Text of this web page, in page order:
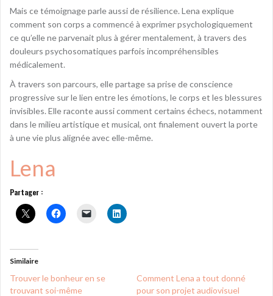
Mais ce témoignage parle aussi de résilience. Lena explique
comment son corps a commencé à exprimer psychologiquement
ce qu’elle ne parvenait plus à gérer mentalement, à travers des
douleurs psychosomatiques parfois incompréhensibles
médicalement.
À travers son parcours, elle partage sa prise de conscience
progressive sur le lien entre les émotions, le corps et les blessures
invisibles. Elle raconte aussi comment certains échecs, notamment
dans le milieu artistique et musical, ont finalement ouvert la porte
à une vie plus alignée avec elle-même.
Lena
Partager :
Similaire
Trouver le bonheur en se
trouvant soi-même
Comment Lena a tout donné
pour son projet audiovisuel